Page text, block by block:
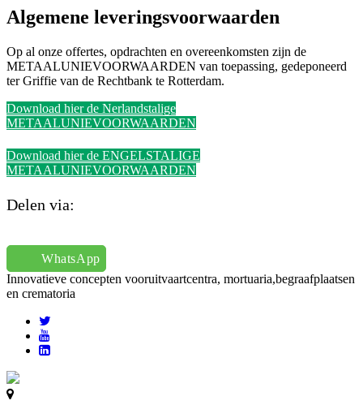
Algemene leveringsvoorwaarden
Op al onze offertes, opdrachten en overeenkomsten zijn de
METAALUNIEVOORWAARDEN van toepassing, gedeponeerd
ter Griffie van de Rechtbank te Rotterdam.
Download hier de Nerlandstalige
METAALUNIEVOORWAARDEN
Download hier de ENGELSTALIGE
METAALUNIEVOORWAARDEN
Delen via:
WhatsApp
Innovatieve concepten vooruitvaartcentra, mortuaria,begraafplaatsen
en crematoria